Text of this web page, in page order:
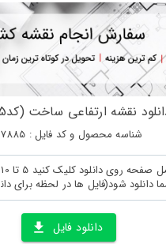
نقشه ارتفاعی ساخت (کد27885)
شناسه محصول و کد فایل : 27885
دانلود شود(فایل ها در لحظه برای
دانلود فایل